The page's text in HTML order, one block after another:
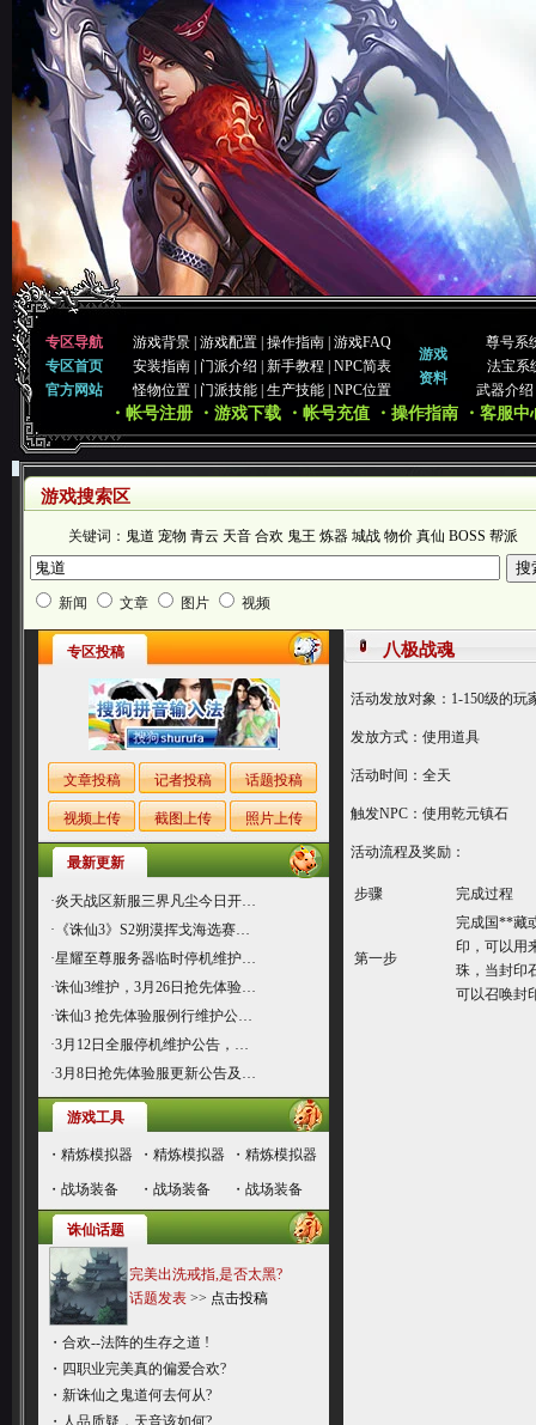
专区导航
专区首页
官方网站
游戏背景 |游戏配置 |操作指南 |游戏FAQ
安装指南
门派介绍 |新手教程 |NPC简表
怪物位置
门派技能 |生产技能 |NPC位置
游戏
资料
尊号系
法宝系
武器介绍
・帐号注册 ・游戏下载 ・帐号充值 ・操作指南 ・客服中
游戏搜索区
关键词： 鬼道 宠物 青云 天音 合欢 鬼王 炼器 城战 物价 真仙 BOSS 帮派
新闻 文章 图片 视频
专区投稿
文章投稿 记者投稿 话题投稿
视频上传 截图上传 照片上传
最新更新
·炎天战区新服三界凡尘今日开…
· 《诛仙3》S2朔漠挥戈海选赛…
·星耀至尊服务器临时停机维护…
·诛仙3维护，3月26日抢先体验…
·诛仙3 抢先体验服例行维护公…
·3月12日全服停机维护公告，…
·3月8日抢先体验服更新公告及…
游戏工具
・精炼模拟器 ・精炼模拟器 ・精炼模拟器
・战场装备 ・战场装备 ・战场装备
诛仙话题
完美出洗戒指,是否太黑?
话题发表>> 点击投稿
・合欢--法阵的生存之道 !
・ 四职业完美真的偏爱合欢?
・新诛仙之鬼道何去何从?
・ 人品质疑，天音该如何?
八极战魂
活动发放对象：1-150级的玩
发放方式：使用道具
活动时间：全天
触发NPC：使用乾元镇石
活动流程及奖励：
步骤 完成过程
第一步
完成国**藏
印，可以用
珠，当封印
可以召唤封